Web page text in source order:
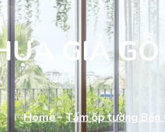
GIẢ
Home-Tấm ốp tường Bến